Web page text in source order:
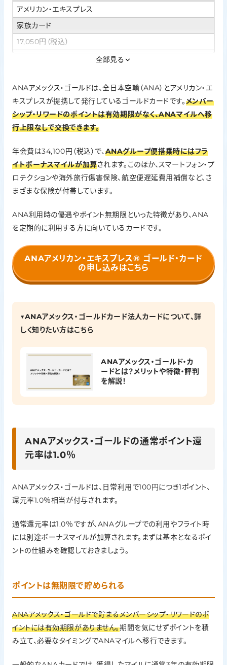
アメリカン・エキスプレス
家族カード
17,050円（税込）
ポイント還元率
1.0%
申し込み条件
利用可能枠
審査により決定
全部見る
ANAアメックス・ゴールドは、全日本空輸（ANA）とアメリカン・エ
キスプレスが提携して発行しているゴールドカードです。メンバー
シップ・リワードのポイントは有効期限がなく、ANAマイルへ移
行上限なしで交換できます。
年会費は34,100円（税込）で、ANAグループ便搭乗時にはフラ
イトボーナスマイルが加算されます。このほか、スマートフォン・プ
ロテクションや海外旅行傷害保険、航空便遅延費用補償など、さ
まざまな保険が付帯しています。
ANA利用時の優遇やポイント無期限といった特徴があり、ANA
を定期的に利用する方に向いているカードです。
ANAアメリカン・エキスプレス® ゴールド・カード
の申し込みはこちら
▼ANAアメックス・ゴールドカード法人カードについて、詳
しく知りたい方はこちら
ANAアメックス・ゴールド・カ
ードとは？メリットや特徴・評判
を解説！
ANAアメックス・ゴールドの通常ポイント還
元率は1.0％
ANAアメックス・ゴールドは、日常利用で100円につき1ポイント、
還元率1.0％相当が付与されます。
通常還元率は1.0％ですが、ANAグループでの利用やフライト時
には別途ボーナスマイルが加算されます。まずは基本となるポイ
ントの仕組みを確認しておきましょう。
ポイントは無期限で貯められる
ANAアメックス・ゴールドで貯まるメンバーシップ・リワードのポ
イントには有効期限がありません。期間を気にせずポイントを積
み立て、必要なタイミングでANAマイルへ移行できます。